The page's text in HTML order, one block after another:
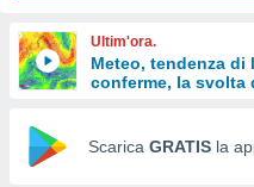
Web
Ultim'ora.
Meteo, tendenza
conferme, la svolta
Scarica GRATIS la